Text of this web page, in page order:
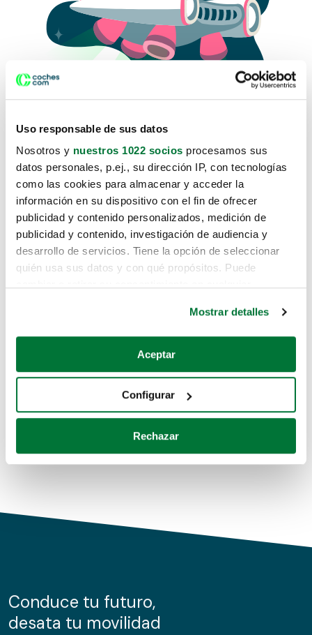
Uso responsable de sus datos
Nosotros y nuestros 1022 socios procesamos sus
datos personales, p.ej., su dirección IP, con tecnologías
como las cookies para almacenar y acceder la
información en su dispositivo con el fin de ofrecer
publicidad y contenido personalizados, medición de
publicidad y contenido, investigación de audiencia y
desarrollo de servicios. Tiene la opción de seleccionar
quién usa sus datos y con qué propósitos. Puede
Si lo permite, también quisiéramos:
Recopilar información sobre su ubicación geográfica
Identificar su dispositivo analizándolo activamente
para buscar características específicas (huellas
Obtenga más información sobre cómo se procesan sus
de cookies.
información sobre el uso que haga del sitio web con
nuestros partners de redes sociales, publicidad y análisis
Mostrar detalles
Aceptar
Configurar
Rechazar
Lo sentimos, no sabemos como
te hemos traido hasta aquí.
Pero puedes encontrar el coche que estás
buscando en alguno de estos enlaces:
Coches de segunda mano
Coches de km0
Conduce tu futuro,
desata tu movilidad